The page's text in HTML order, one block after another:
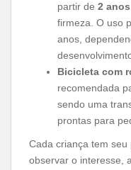
partir de 2 anos
firmeza. O uso
anos,
Bicicleta com
recomendada
sendo uma
prontas para
Cada criança tem
observar o interesse,